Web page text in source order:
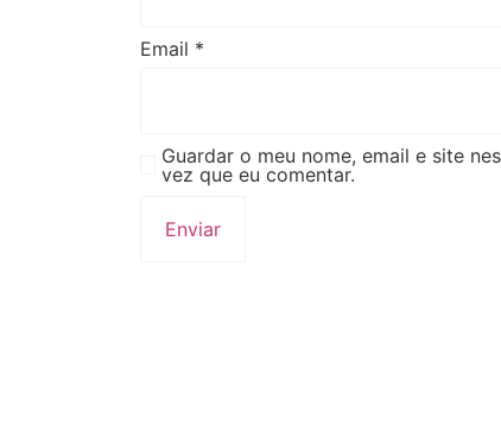
Email *
Guardar o meu nome, email e site
vez que eu comentar.